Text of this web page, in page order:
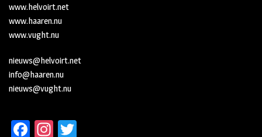
www.helvoirt.net
www.haaren.nu
www.vught.nu
nieuws@helvoirt.net
info@haaren.nu
nieuws@vught.nu
Fa In